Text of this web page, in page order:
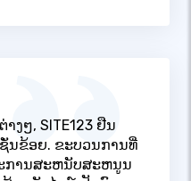
ງໆ, SITE123 ຢືນ
ນຂ້ອຍ. ຂະບວນການທີ່
ການສະຫນັບສະຫນູນ